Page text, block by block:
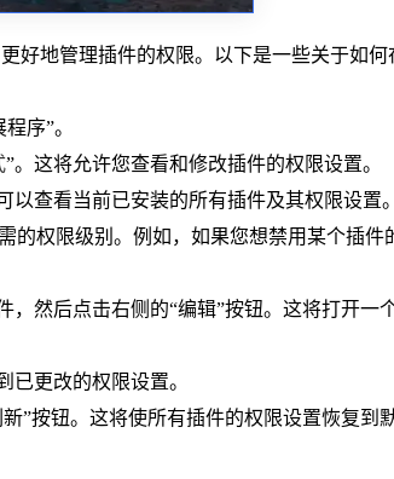
好地管理插件的权限。以下是一些关于如何
序”。
”。这将允许您查看和修改插件的权限设置。
查看当前已安装的所有插件及其权限设置。
的权限级别。例如，如果您想禁用某个插件
，然后点击右侧的“编辑”按钮。这将打开一
已更改的权限设置。
”按钮。这将使所有插件的权限设置恢复到